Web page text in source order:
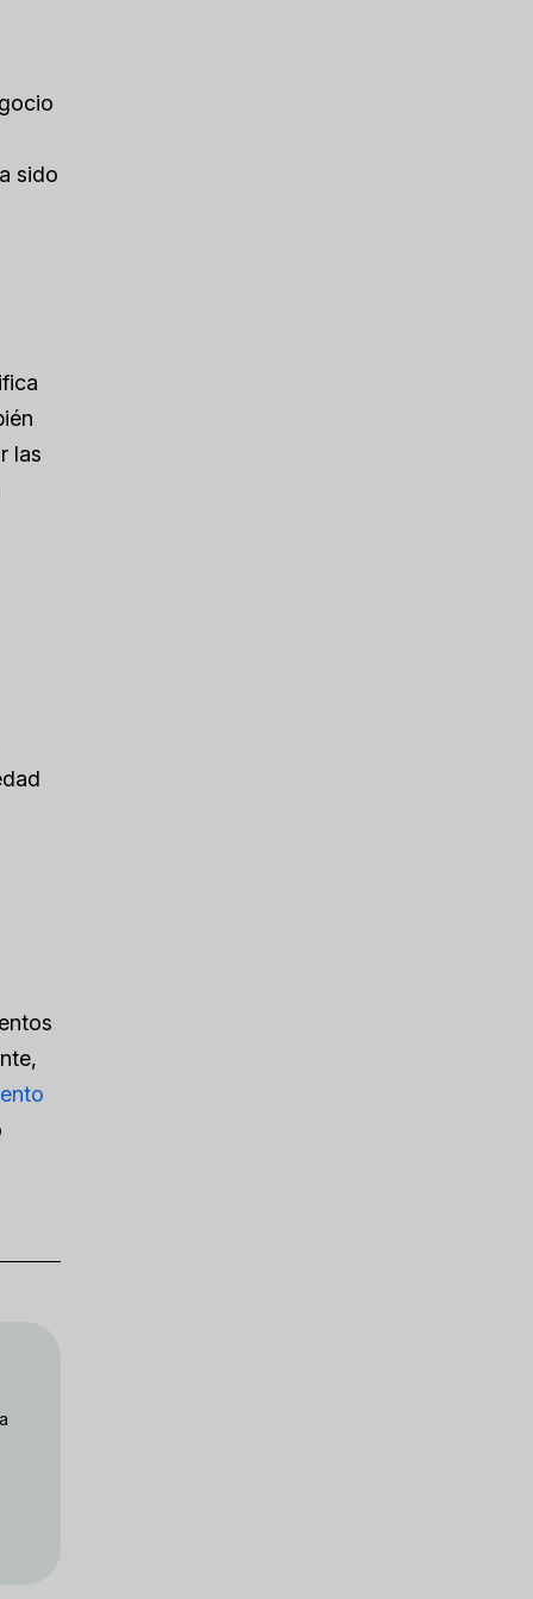
sido
las